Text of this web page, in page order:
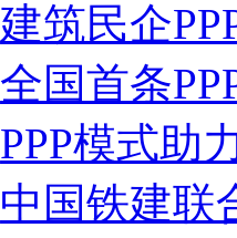
建筑民企
全国首条
PPP模式助
中国铁建联